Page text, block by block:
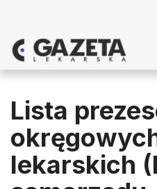
Lista
lekarskich